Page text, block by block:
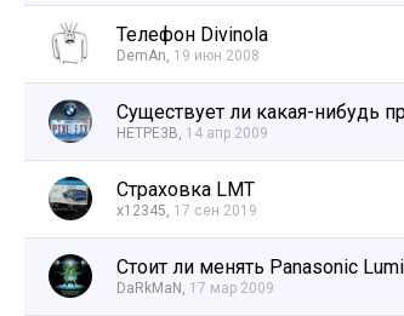
Телефон Divinola
DemAn, 19 июн 2008
Существует ли какая-нибудь
HETPE3B, 14 апр 2009
Страховка LMT
x12345, 17 сен 2019
Стоит ли менять Panasonic
DaRkMaN , 17 мар 2009